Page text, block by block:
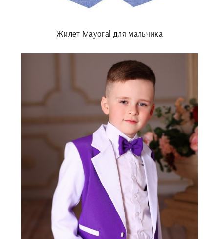
Жилет Mayoral для мальчика